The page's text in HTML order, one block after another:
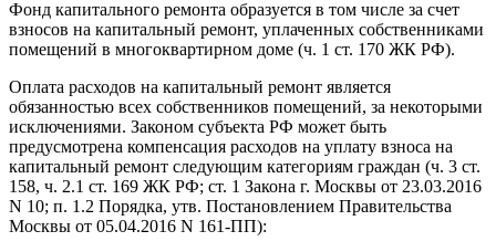
Фонд капитального ремонта образуется в том числе за счет
взносов на капитальный ремонт, уплаченных собственниками
помещений в многоквартирном доме (ч. 1 ст. 170 ЖК РФ).
Оплата расходов на капитальный ремонт является
обязанностью всех собственников помещений, за некоторыми
исключениями. Законом субъекта РФ может быть
предусмотрена компенсация расходов на уплату взноса на
капитальный ремонт следующим категориям граждан (ч. 3 ст.
158, ч. 2.1 ст. 169 ЖК РФ; ст. 1 Закона г. Москвы от 23.03.2016
N 10; п. 1.2 Порядка, утв. Постановлением Правительства
Москвы от 05.04.2016 N 161-ПП):